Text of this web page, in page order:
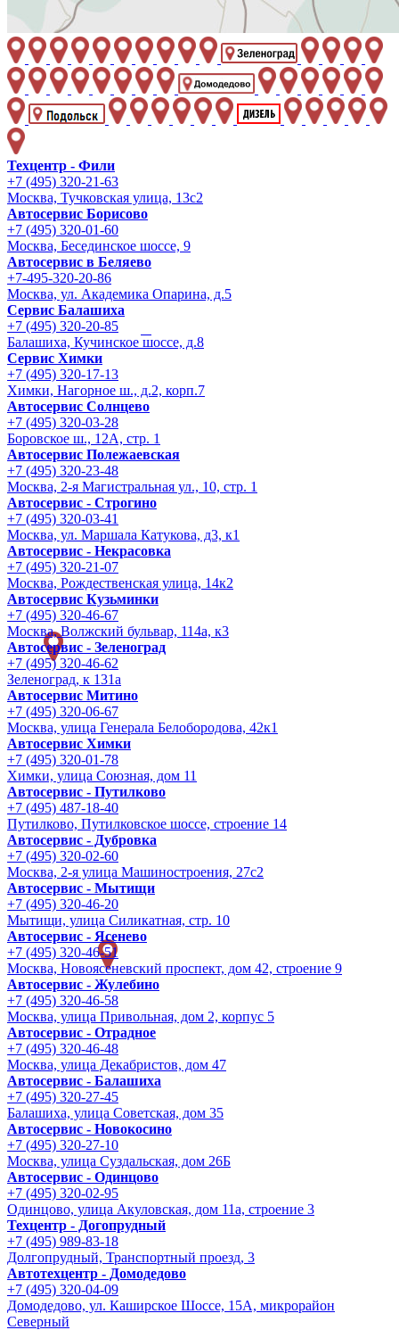
Техцентр - Фили
+7 (495) 320-21-63
Москва, Тучковская улица, 13с2
Автосервис Борисово
+7 (495) 320-01-60
Москва, Бесединское шоссе, 9
Автосервис в Беляево
+7-495-320-20-86
Москва, ул. Академика Опарина, д.5
Сервис Балашиха
+7 (495) 320-20-85
Балашиха, Кучинское шоссе, д.8
Сервис Химки
+7 (495) 320-17-13
Химки, Нагорное ш., д.2, корп.7
Автосервис Солнцево
+7 (495) 320-03-28
Боровское ш., 12А, стр. 1
Автосервис Полежаевская
+7 (495) 320-23-48
Москва, 2-я Магистральная ул., 10, стр. 1
Автосервис - Строгино
+7 (495) 320-03-41
Москва, ул. Маршала Катукова, д3, к1
Автосервис - Некрасовка
+7 (495) 320-21-07
Москва, Рождественская улица, 14к2
Автосервис Кузьминки
+7 (495) 320-46-67
Москва, Волжский бульвар, 114а, к3
Автосервис - Зеленоград
+7 (495) 320-46-62
Зеленоград, к 131а
Автосервис Митино
+7 (495) 320-06-67
Москва, улица Генерала Белобородова, 42к1
Автосервис Химки
+7 (495) 320-01-78
Химки, улица Союзная, дом 11
Автосервис - Путилково
+7 (495) 487-18-40
Путилково, Путилковское шоссе, строение 14
Автосервис - Дубровка
+7 (495) 320-02-60
Москва, 2-я улица Машиностроения, 27с2
Автосервис - Мытищи
+7 (495) 320-46-20
Мытищи, улица Силикатная, стр. 10
Автосервис - Ясенево
+7 (495) 320-46-51
Москва, Новоясеневский проспект, дом 42, строение 9
Автосервис - Жулебино
+7 (495) 320-46-58
Москва, улица Привольная, дом 2, корпус 5
Автосервис - Отрадное
+7 (495) 320-46-48
Москва, улица Декабристов, дом 47
Автосервис - Балашиха
+7 (495) 320-27-45
Балашиха, улица Советская, дом 35
Автосервис - Новокосино
+7 (495) 320-27-10
Москва, улица Суздальская, дом 26Б
Автосервис - Одинцово
+7 (495) 320-02-95
Одинцово, улица Акуловская, дом 11а, строение 3
Техцентр - Догопрудный
+7 (495) 989-83-18
Долгопрудный, Транспортный проезд, 3
Автотехцентр - Домодедово
+7 (495) 320-04-09
Домодедово, ул. Каширское Шоссе, 15А, микрорайон
Северный